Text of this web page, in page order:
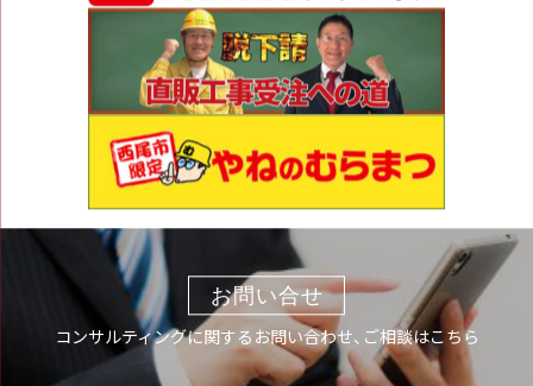
お問い合せ
コンサルティングに関するお問い合わせ、ご相談はこちら